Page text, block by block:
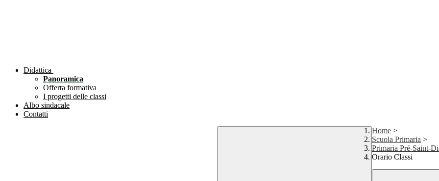
Didattica
Panoramica
Offerta formativa
I progetti delle classi
Albo sindacale
Contatti
Home >
Scuola Primaria >
Primaria Pré-Saint-
Orario Classi